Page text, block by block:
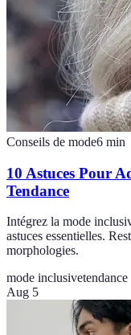
Conseils de mode6 min
10 Astuces Pour
Tendance
Intégrez la mode
astuces essentielles.
morphologies.
mode inclusivetendance
Aug 5